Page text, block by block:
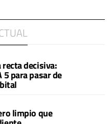
recta decisiva:
5 para pasar de
limpio que